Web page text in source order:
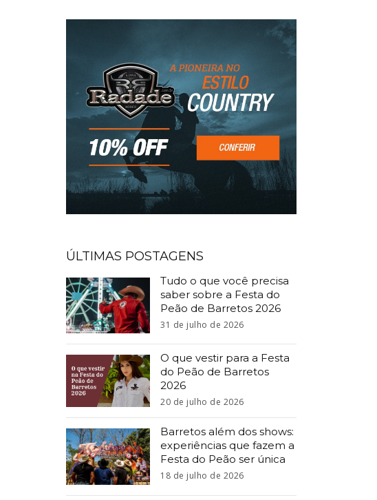
ÚLTIMAS POSTAGENS
Tudo o que você precisa
saber sobre a Festa do
Peão de Barretos 2026
31 de julho de 2026
O que vestir para a Festa
do Peão de Barretos
2026
20 de julho de 2026
Barretos além dos shows:
experiências que fazem a
Festa do Peão ser única
18 de julho de 2026